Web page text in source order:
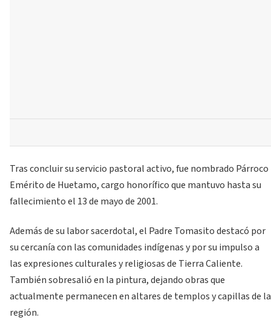
Tras concluir su servicio pastoral activo, fue nombrado Párroco
Emérito de Huetamo, cargo honorífico que mantuvo hasta su
fallecimiento el 13 de mayo de 2001.
Además de su labor sacerdotal, el Padre Tomasito destacó por
su cercanía con las comunidades indígenas y por su impulso a
las expresiones culturales y religiosas de Tierra Caliente.
También sobresalió en la pintura, dejando obras que
actualmente permanecen en altares de templos y capillas de la
región.